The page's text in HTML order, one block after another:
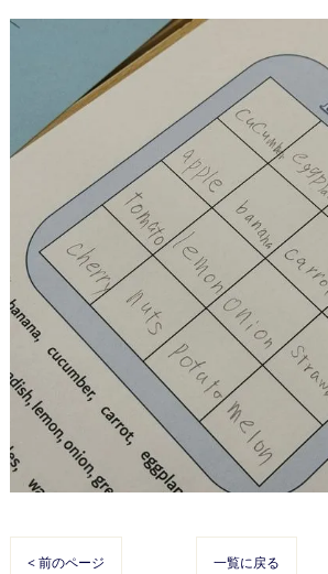
< 前のページ 一覧に戻る